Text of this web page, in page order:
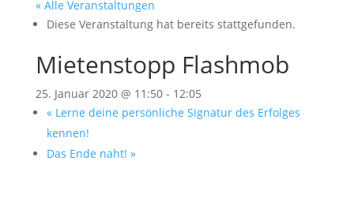
« Alle Veranstaltungen
Diese Veranstaltung hat bereits stattgefunden.
Mietenstopp Flashmob
25. Januar 2020 @ 11:50- 12:05
«Lerne deine persönliche Signatur des Erfolges
kennen!
Das Ende naht! »